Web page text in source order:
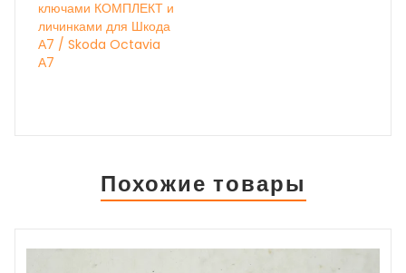
ключами КОМПЛЕКТ и
личинками для Шкода
А7 / Skoda Octavia
А7
Похожие товары